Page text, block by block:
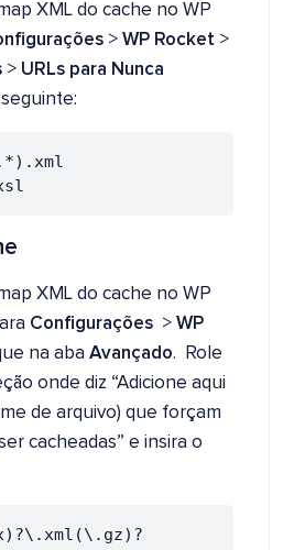
XML do cache no WP
> WP Rocket >
> URLs para Nunca
XML do cache no WP
Configurações > WP
na aba Avançado. Role
onde diz “Adicione aqui
de arquivo) que forçam
cacheadas” e insira o